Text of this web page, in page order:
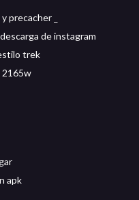
precacher _
de instagram
trek
2165w
apk